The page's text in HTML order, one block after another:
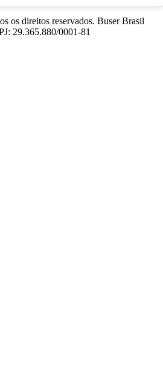
os direitos reservados. Buser Brasil
29.365.880/0001-81